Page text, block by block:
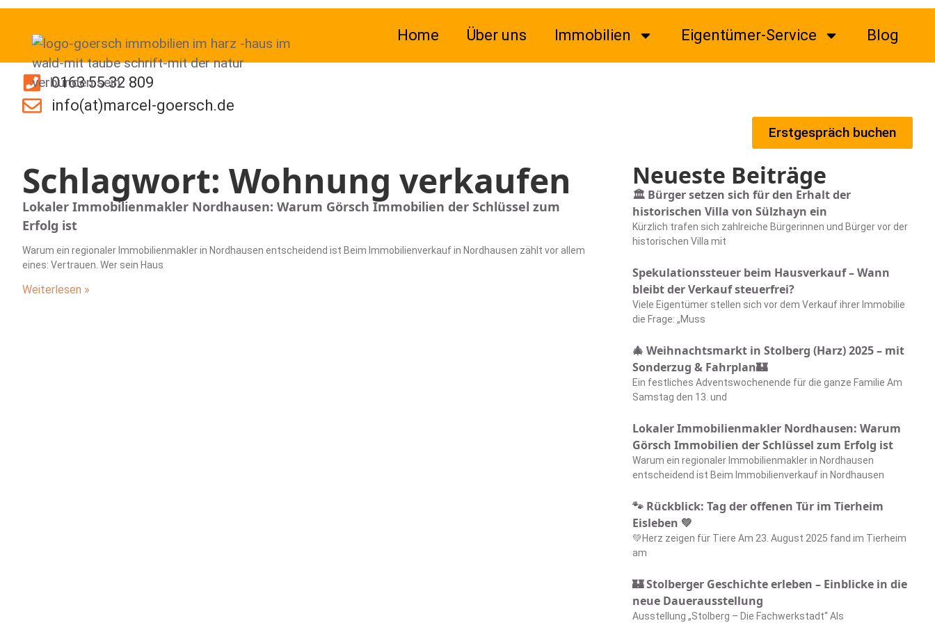
Home Über uns Immobilien Eigentümer-Service Blog
0163 55 32 809
info(at)marcel-goersch.de
Erstgespräch buchen
Schlagwort: Wohnung verkaufen
Lokaler Immobilienmakler Nordhausen: Warum Görsch Immobilien der Schlüssel zum
Erfolg ist
Warum ein regionaler Immobilienmakler in Nordhausen entscheidend ist Beim Immobilienverkauf in Nordhausen zählt vor allem
eines: Vertrauen. Wer sein Haus
Weiterlesen »
Neueste Beiträge
🏛️ Bürger setzen sich für den Erhalt der
historischen Villa von Sülzhayn ein
Kürzlich trafen sich zahlreiche Bürgerinnen und Bürger vor der
historischen Villa mit
Spekulationssteuer beim Hausverkauf – Wann
bleibt der Verkauf steuerfrei?
Viele Eigentümer stellen sich vor dem Verkauf ihrer Immobilie
die Frage: „Muss
🎄 Weihnachtsmarkt in Stolberg (Harz) 2025 – mit
Sonderzug & Fahrplan🏰
Ein festliches Adventswochenende für die ganze Familie Am
Samstag den 13. und
Lokaler Immobilienmakler Nordhausen: Warum
Görsch Immobilien der Schlüssel zum Erfolg ist
Warum ein regionaler Immobilienmakler in Nordhausen
entscheidend ist Beim Immobilienverkauf in Nordhausen
🐾 Rückblick: Tag der offenen Tür im Tierheim
Eisleben 💚
💚Herz zeigen für Tiere Am 23. August 2025 fand im Tierheim
am
🏰 Stolberger Geschichte erleben – Einblicke in die
neue Dauerausstellung
Ausstellung „Stolberg – Die Fachwerkstadt“ Als